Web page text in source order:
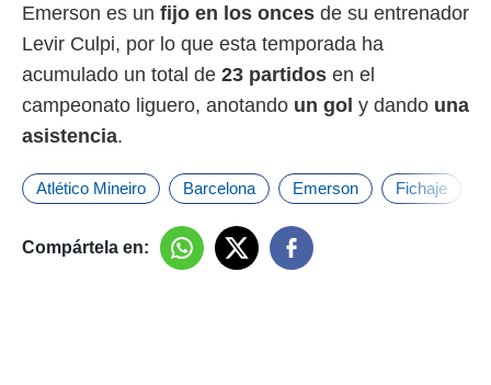
similares
como
IP
de
Emerson es un fijo en los onces de su entrenador
Levir Culpi, por lo que esta temporada ha
acumulado un total de 23 partidos en el
campeonato liguero, anotando un gol y dando una
asistencia.
Atlético Mineiro Barcelona Emerson Fichaje
Compártela en: